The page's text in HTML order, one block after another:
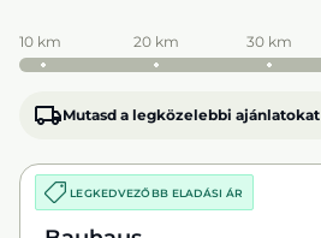
10 km 20 km 30 km
Mutasd a legközelebbi ajánlatokat
LEGKEDVEZŐBB ELADÁSI ÁR